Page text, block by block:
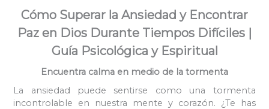
Cómo Superar la Ansiedad y Encontrar
Paz en Dios Durante Tiempos Difíciles |
Guía Psicológica y Espiritual
Encuentra calma en medio de la tormenta
La ansiedad puede sentirse como una tormenta
incontrolable en nuestra mente y corazón. ¿Te has